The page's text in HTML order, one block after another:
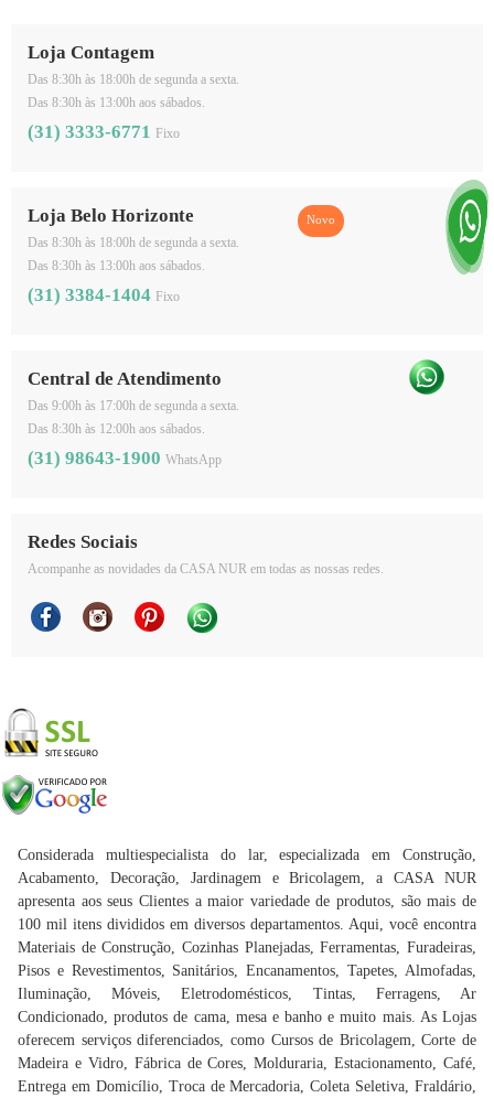
Loja Contagem
Das 8:30h às 18:00h de segunda a sexta.
Das 8:30h às 13:00h aos sábados.
(31) 3333-6771 Fixo
Loja Belo Horizonte
Das 8:30h às 18:00h de segunda a sexta.
Das 8:30h às 13:00h aos sábados.
(31) 3384-1404 Fixo
Central de Atendimento
Das 9:00h às 17:00h de segunda a sexta.
Das 8:30h às 12:00h aos sábados.
(31) 98643-1900 WhatsApp
Redes Sociais
Acompanhe as novidades da CASA NUR em todas as nossas redes.
Considerada multiespecialista do lar, especializada em Construção,
Acabamento, Decoração, Jardinagem e Bricolagem, a CASA NUR
apresenta aos seus Clientes a maior variedade de produtos, são mais de
100 mil itens divididos em diversos departamentos. Aqui, você encontra
Materiais de Construção, Cozinhas Planejadas, Ferramentas, Furadeiras,
Pisos e Revestimentos, Sanitários, Encanamentos, Tapetes, Almofadas,
Iluminação, Móveis, Eletrodomésticos, Tintas, Ferragens, Ar
Condicionado, produtos de cama, mesa e banho e muito mais. As Lojas
oferecem serviços diferenciados, como Cursos de Bricolagem, Corte de
Madeira e Vidro, Fábrica de Cores, Molduraria, Estacionamento, Café,
Entrega em Domicílio, Troca de Mercadoria, Coleta Seletiva, Fraldário,